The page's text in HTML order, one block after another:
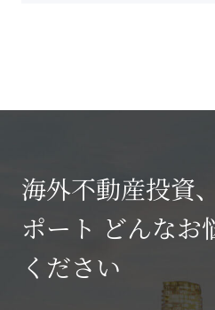
海外不動産投資
ポート どんなお
ください